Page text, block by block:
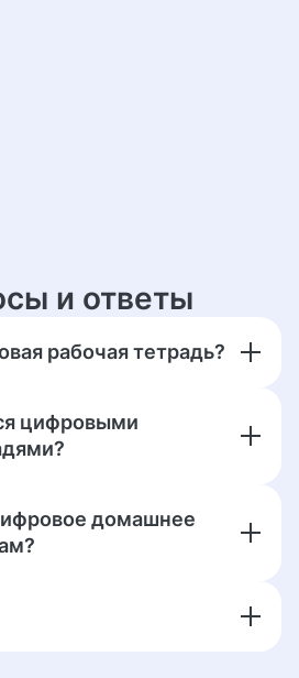
и ответы
рабочая тетрадь?
цифровыми
домашнее